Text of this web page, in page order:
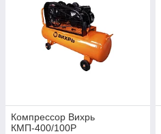
Компрессор Вихрь
КМП-400/100P